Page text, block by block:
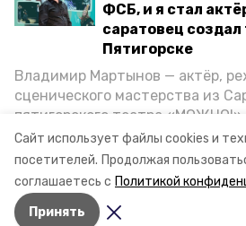
Сайт использует файлы cookies и
посетителей. Продолжая
соглашаетесь с Политикой
Принять
ФСБ, и я стал
саратовец создал
Пятигорске
Владимир Мартынов — актёр,
сценического мастерства из
пятигорского театра «МОЖНО!»
существования театр выпустил
впереди — новые премьеры. О
артистом, попал в Пятигорск и
режиссёр рассказал
Пятигорска».
находятся пять
детей, женщину
в размере 150 тысяч
Ранее сообщалось, что
ди⁠ректора ГУПаосудили
зарплаты.
Авторы: Максим Ковалев